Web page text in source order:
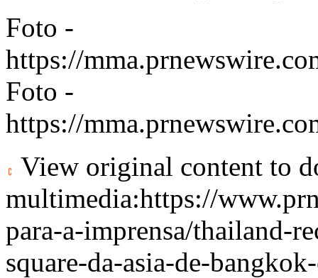
Foto -
https://
Foto -
https://
View original content to
multimedia:https://
para-a-imprensa/thailand-
square-da-asia-de-